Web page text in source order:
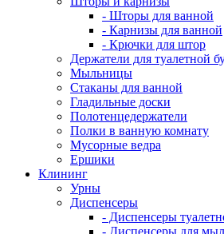
- Шторы для ванной
- Карнизы для ванной
- Крючки для штор
Держатели для туалетной
Мыльницы
Стаканы для ванной
Гладильные доски
Полотенцедержатели
Полки в ванную комнату
Мусорные ведра
Ершики
Клининг
Урны
Диспенсеры
- Диспенсеры
- Диспенсеры для